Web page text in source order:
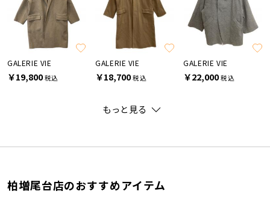
GALERIE VIE
￥19,800税込
GALERIE VIE
￥18,700税込
GALERIE VIE
￥22,000税込
もっと見る
柏増尾台店のおすすめアイテム